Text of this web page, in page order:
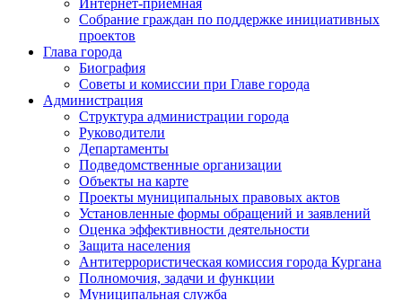
Интернет-приемная
Собрание граждан по поддержке инициативных
проектов
Глава города
Биография
Советы и комиссии при Главе города
Администрация
Структура администрации города
Руководители
Департаменты
Подведомственные организации
Объекты на карте
Проекты муниципальных правовых актов
Установленные формы обращений и заявлений
Оценка эффективности деятельности
Защита населения
Антитеррористическая комиссия города Кургана
Полномочия, задачи и функции
Муниципальная служба